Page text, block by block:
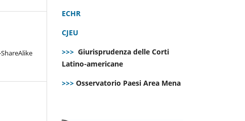
ECHR
CJEU
>>> Giurisprudenza delle Corti
Latino-americane
>>> Osservatorio Paesi Area Mena